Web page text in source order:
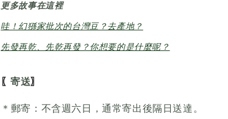
更多故事在這裡
哇！幻猻家批次的台灣豆？去產地？
先發再乾、先乾再發？你想要的是什麼呢？
〖寄送〗
＊郵寄：不含週六日，通常寄出後隔日送達。